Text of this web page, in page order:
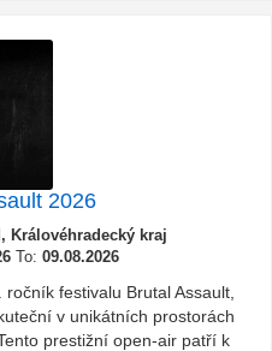
2026
Královéhradecký kraj
To: 09.08.2026
festivalu Brutal Assault,
v unikátních prostorách
prestižní open-air patří k